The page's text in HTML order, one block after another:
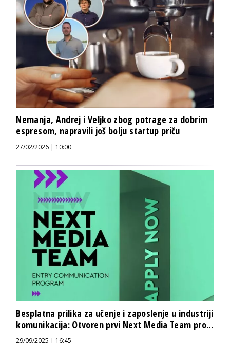
Nemanja, Andrej i Veljko zbog potrage za dobrim
espresom, napravili još bolju startup priču
27/02/2026 | 10:00
Besplatna prilika za učenje i zaposlenje u industriji
komunikacija: Otvoren prvi Next Media Team pro...
29/09/2025 | 16:45